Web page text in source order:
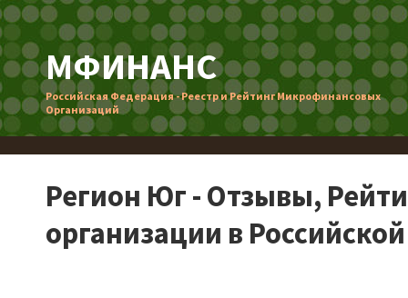
МФИНАНС
Российская Федерация - Реестр и Рейтинг Микрофинансовых
Организаций
Регион Юг - Отзывы,
организации в